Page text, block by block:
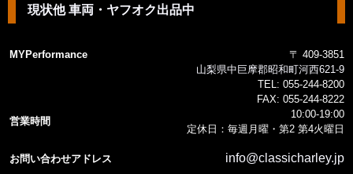
現状他 車両・ヤフオク出品中
MYPerformance
〒 409-3851
山梨県中巨摩郡昭和町河西621-9
TEL: 055-244-8200
FAX: 055-244-8222
営業時間
10:00-19:00
定休日：毎週月曜・第2 第4火曜日
お問い合わせアドレス info@classicharley.jp